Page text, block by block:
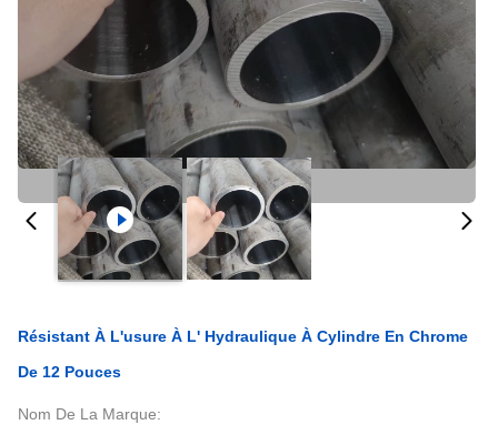
Résistant À L'usure À L' Hydraulique À Cylindre En Chrome
De 12 Pouces
Nom De La Marque: